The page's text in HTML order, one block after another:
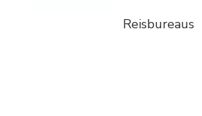
Reisbureaus